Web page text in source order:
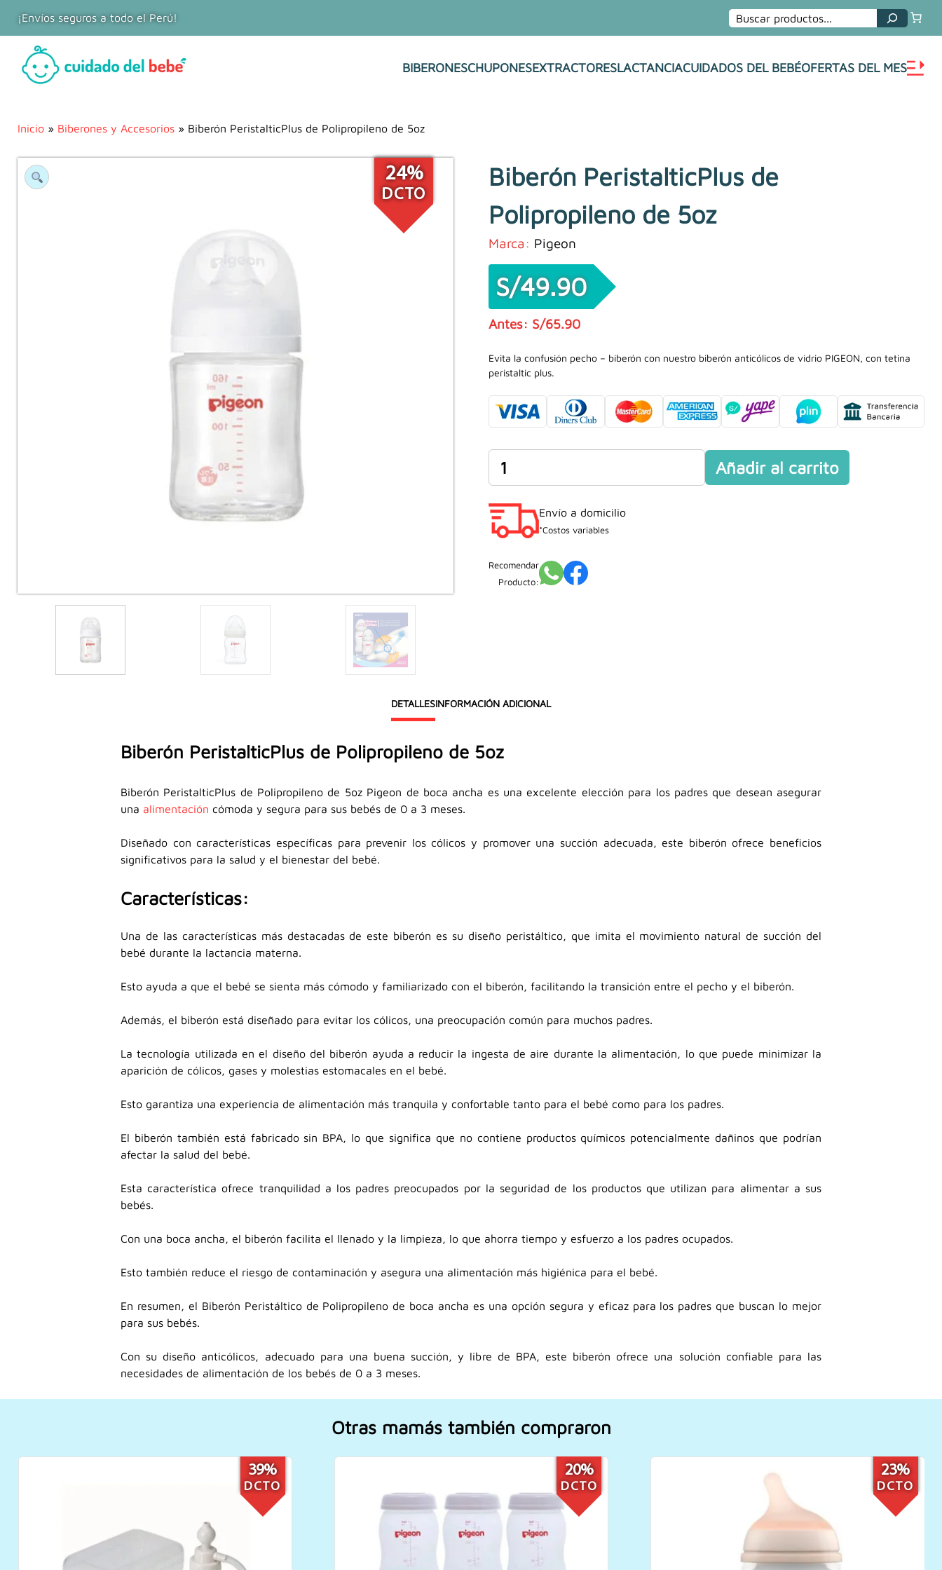
¡Envíos seguros a todo el Perú! Buscar
BIBERONESCHUPONESEXTRACTORESLACTANCIACUIDADOS DEL BEBÉOFERTAS DEL MES
Inicio » Biberones y Accesorios » Biberón PeristalticPlus de Polipropileno de 5oz
24%
DCTO
Biberón PeristalticPlus de
Polipropileno de 5oz
Marca: Pigeon
S/65.90
precio
original
S/65.90.
S/49.90
precio
actual
S/49.90.
Evita la confusión pecho – biberón con nuestro biberón anticólicos de vidrio PIGEON, con tetina
peristaltic plus.
PeristalticPlus
Polipropileno
de
5oz
Añadir al carrito
Envío a domicilio
*Costos variables
Recomendar
Producto:
DETALLESINFORMACIÓN ADICIONAL
Biberón PeristalticPlus de Polipropileno de 5oz
Biberón PeristalticPlus de Polipropileno de 5oz Pigeon de boca ancha es una excelente elección para los padres que desean asegurar
una alimentación cómoda y segura para sus bebés de 0 a 3 meses.
Diseñado con características específicas para prevenir los cólicos y promover una succión adecuada, este biberón ofrece beneficios
significativos para la salud y el bienestar del bebé.
Características:
Una de las características más destacadas de este biberón es su diseño peristáltico, que imita el movimiento natural de succión del
bebé durante la lactancia materna.
Esto ayuda a que el bebé se sienta más cómodo y familiarizado con el biberón, facilitando la transición entre el pecho y el biberón.
Además, el biberón está diseñado para evitar los cólicos, una preocupación común para muchos padres.
La tecnología utilizada en el diseño del biberón ayuda a reducir la ingesta de aire durante la alimentación, lo que puede minimizar la
aparición de cólicos, gases y molestias estomacales en el bebé.
Esto garantiza una experiencia de alimentación más tranquila y confortable tanto para el bebé como para los padres.
El biberón también está fabricado sin BPA, lo que significa que no contiene productos químicos potencialmente dañinos que podrían
afectar la salud del bebé.
Esta característica ofrece tranquilidad a los padres preocupados por la seguridad de los productos que utilizan para alimentar a sus
bebés.
Con una boca ancha, el biberón facilita el llenado y la limpieza, lo que ahorra tiempo y esfuerzo a los padres ocupados.
Esto también reduce el riesgo de contaminación y asegura una alimentación más higiénica para el bebé.
En resumen, el Biberón Peristáltico de Polipropileno de boca ancha es una opción segura y eficaz para los padres que buscan lo mejor
para sus bebés.
Con su diseño anticólicos, adecuado para una buena succión, y libre de BPA, este biberón ofrece una solución confiable para las
necesidades de alimentación de los bebés de 0 a 3 meses.
Otras mamás también compraron
15%
DCTO
19%
DCTO
20%
DCTO